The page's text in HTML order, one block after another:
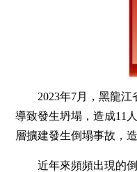
2023年7月，黑龍
導致發生坍塌，造成11
層擴建發生倒塌事故，
近年來頻頻出現的